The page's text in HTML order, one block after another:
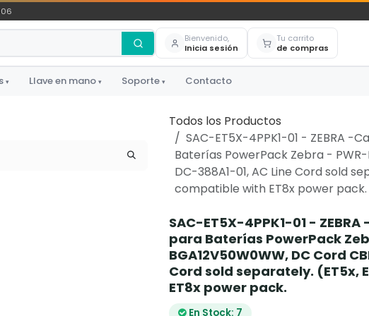
Bienvenido,
Inicia sesión
Tu carrito
de compras
▾ Llave en mano ▾ Soporte ▾ Contacto
Todos los Productos
SAC-ET5X-4PPK1-01 - ZEBRA -
Baterías PowerPack Zebra - PWR-
DC-388A1-01, AC Line Cord sold
compatible with ET8x power pack.
SAC-ET5X-4PPK1-01 -
para Baterías PowerPack
BGA12V50W0WW, DC Cord
Cord sold separately. (ET5x,
ET8x power pack.
En Stock: 7